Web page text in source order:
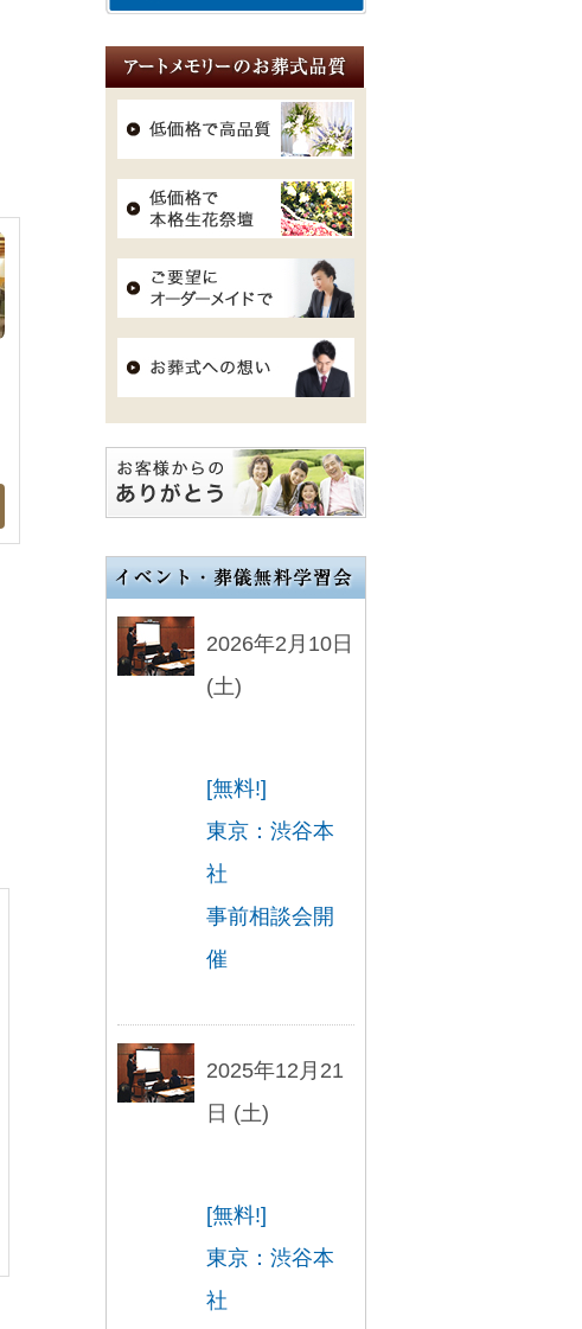
2026年2月10日
(土)
[無料!]
東京：渋谷本
社
事前相談会開
催
2025年12月21
日 (土)
[無料!]
東京：渋谷本
社